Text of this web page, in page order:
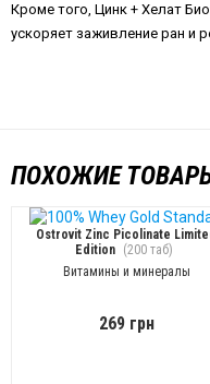
Кроме того, Цинк + Хелат
ускоряет заживление ран и
ПОХОЖИЕ
Ostrovit Zinc Picolinate
Edition (200 таб)
Витамины и минералы
269 грн